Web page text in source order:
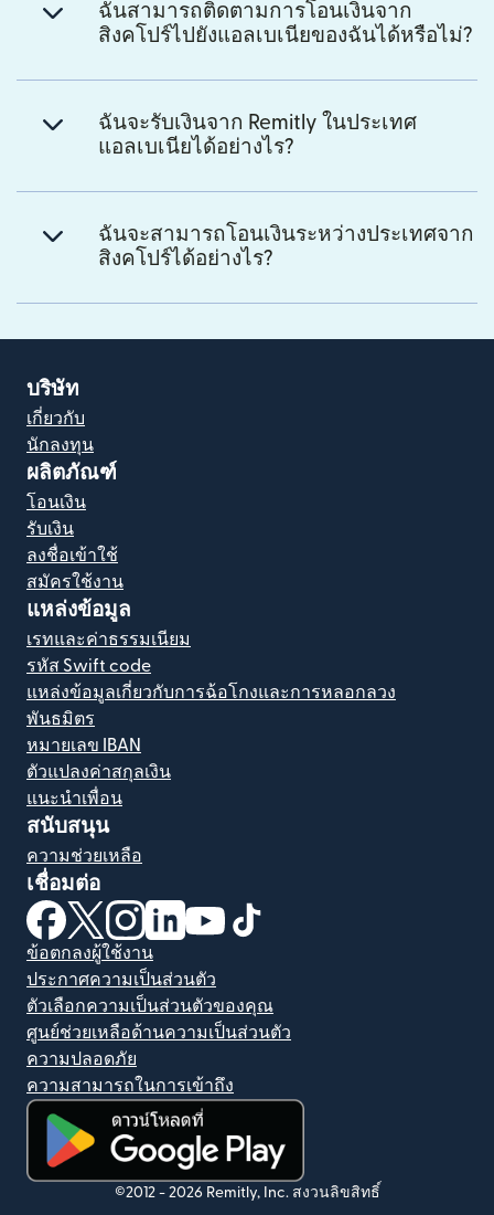
ฉันสามารถติดตามการโอนเงินจาก
สิงคโปร์ไปยังแอลเบเนียของฉันได้หรือไม่?
ฉันจะรับเงินจาก Remitly ในประเทศ
แอลเบเนียได้อย่างไร?
ฉันจะสามารถโอนเงินระหว่างประเทศจาก
สิงคโปร์ได้อย่างไร?
บริษัท
เกี่ยวกับ
นักลงทุน
ผลิตภัณฑ์
โอนเงิน
รับเงิน
ลงชื่อเข้าใช้
สมัครใช้งาน
แหล่งข้อมูล
เรทและค่าธรรมเนียม
รหัส Swift code
แหล่งข้อมูลเกี่ยวกับการฉ้อโกงและการหลอกลวง
พันธมิตร
หมายเลข IBAN
ตัวแปลงค่าสกุลเงิน
แนะนำเพื่อน
สนับสนุน
ความช่วยเหลือ
เชื่อมต่อ
(เปิดในหน้าต่างใหม่)
(เปิดในหน้าต่างใหม่)
(เปิดในหน้าต่างใหม่)
(เปิดในหน้าต่างใหม่)
(เปิดในหน้าต่างใหม่)
ข้อตกลงผู้ใช้งาน
ประกาศความเป็นส่วนตัว
ตัวเลือกความเป็นส่วนตัวของคุณ
ศูนย์ช่วยเหลือด้านความเป็นส่วนตัว
ความปลอดภัย
ความสามารถในการเข้าถึง
(เปิดในหน้าต่างใหม่)
©2012 - 2026 Remitly, Inc. สงวนลิขสิทธิ์